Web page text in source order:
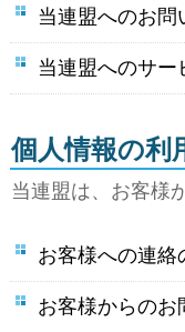
当連盟へのお問
当連盟へのサー
個人情報の利
当連盟は、お客様
お客様への連絡
お客様からのお